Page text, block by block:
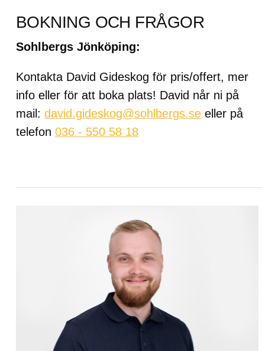
BOKNING OCH FRÅGOR
Sohlbergs Jönköping:
Kontakta David Gideskog för pris/offert, mer
info eller för att boka plats! David når ni på
mail: david.gideskog@sohlbergs.se eller på
telefon 036 - 550 58 18